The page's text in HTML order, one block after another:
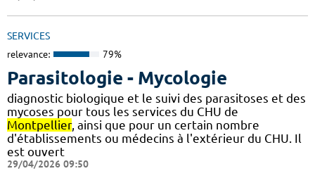
SERVICES
relevance: 79%
Parasitologie - Mycologie
diagnostic biologique et le suivi des parasitoses et des
mycoses pour tous les services du CHU de
Montpellier, ainsi que pour un certain nombre
d'établissements ou médecins à l'extérieur du CHU. Il
est ouvert
29/04/2026 09:50